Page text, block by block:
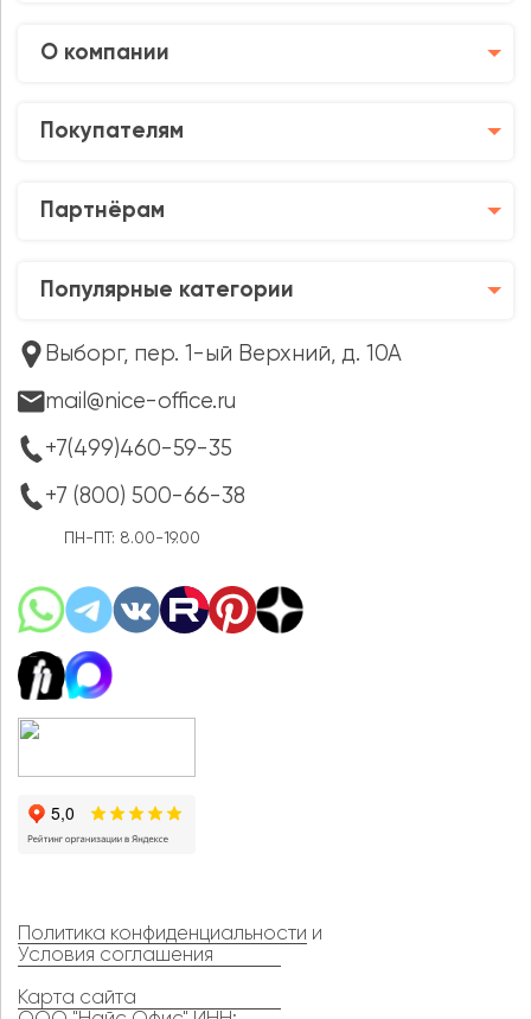
О компании
Покупателям
Партнёрам
Популярные категории
Выборг, пер. 1-ый Верхний, д. 10А
mail@nice-office.ru
+7(499)460-59-35
+7 (800) 500-66-38
ПН-ПТ: 8.00-19.00
Политика конфиденциальности и
Условия соглашения
Карта сайта